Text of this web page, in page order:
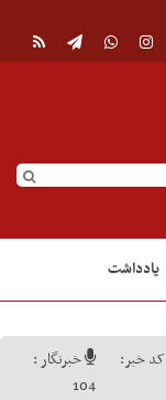
یادداشت
کد خبر:
خبرنگار :
104